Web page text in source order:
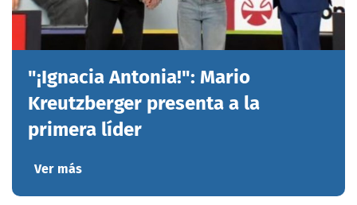
"¡Ignacia Antonia!": Mario
Kreutzberger presenta a la
primera líder
Ver más